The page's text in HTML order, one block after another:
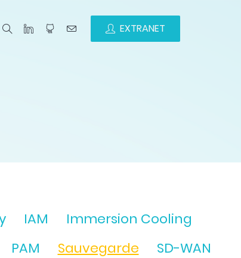
EXTRANET
IAM
Immersion Cooling
PAM Sauvegarde
SD-WAN